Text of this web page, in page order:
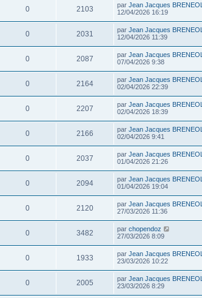
0 2103 par Jean Jacques BRENEOL
12/04/2026 16:19
0 2031 par Jean Jacques BRENEOL
12/04/2026 11:39
0 2087 par Jean Jacques BRENEOL
07/04/2026 9:38
0 2164 par Jean Jacques BRENEOL
02/04/2026 22:39
0 2207 par Jean Jacques BRENEOL
02/04/2026 18:39
0 2166 par Jean Jacques BRENEOL
02/04/2026 9:41
0 2037 par Jean Jacques BRENEOL
01/04/2026 21:26
0 2094 par Jean Jacques BRENEOL
01/04/2026 19:04
0 2120 par Jean Jacques BRENEOL
27/03/2026 11:36
0 3482 par chopendoz
27/03/2026 8:09
0 1933 par Jean Jacques BRENEOL
23/03/2026 10:22
0 2005 par Jean Jacques BRENEOL
23/03/2026 8:29